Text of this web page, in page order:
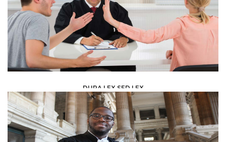
DURA LEX SED LEX
LAW /LEGAL ADVISERS